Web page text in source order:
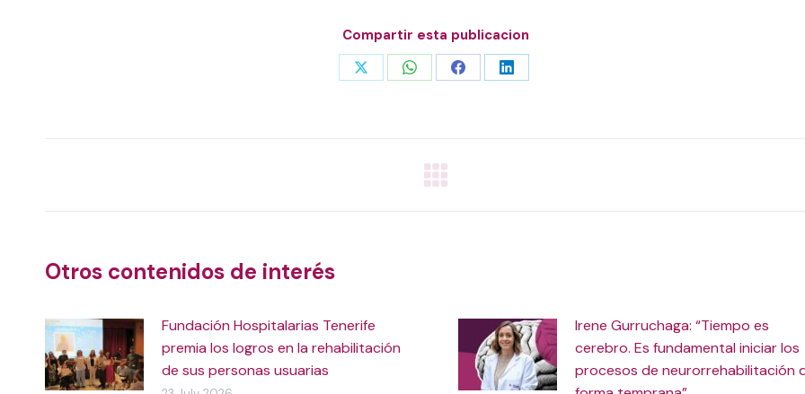
Compartir esta publicacion
Share Share Share Share
Otros contenidos de interés
Fundación Hospitalarias Tenerife
premia los logros en la rehabilitación
de sus personas usuarias
Irene Gurruchaga: “Tiempo es
cerebro. Es fundamental iniciar los
procesos de neurorrehabilitación